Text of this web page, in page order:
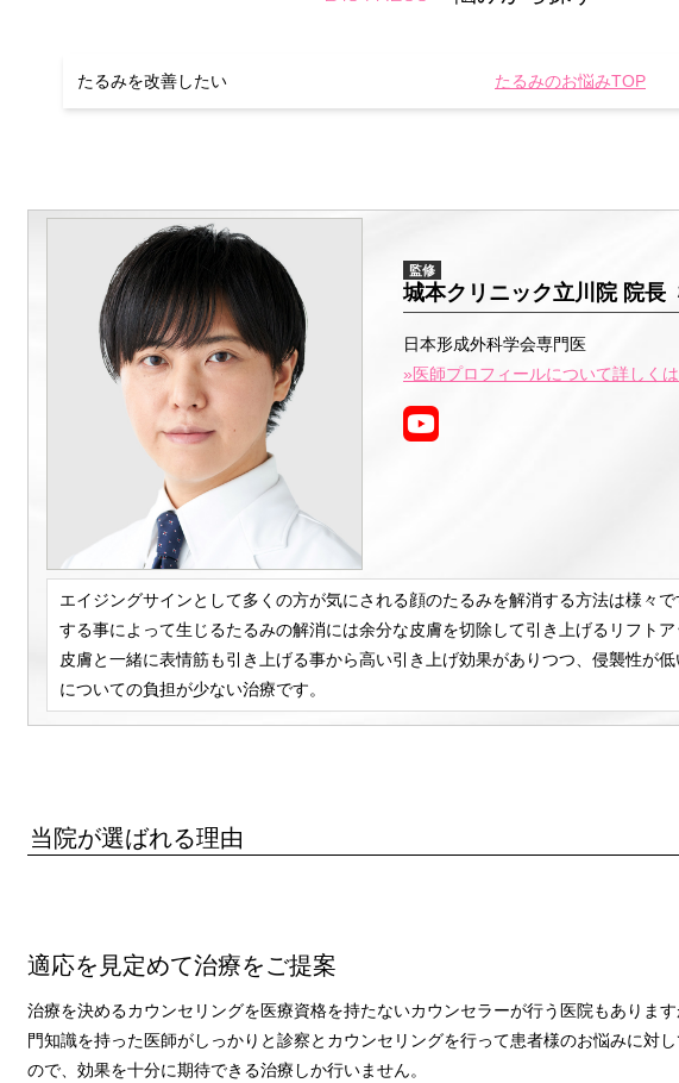
たるみを改善したい たるみのお悩みTOP
監修
城本クリニック立川院 院長
日本形成外科学会専門医
»医師プロフィールについて詳しく
エイジングサインとして多くの方が気にされる顔のたるみを解消する方法は様々
する事によって生じるたるみの解消には余分な皮膚を切除して引き上げるリフトア
皮膚と一緒に表情筋も引き上げる事から高い引き上げ効果がありつつ、侵襲性が
についての負担が少ない治療です。
当院が選ばれる理由
適応を見定めて治療をご提案
治療を決めるカウンセリングを医療資格を持たないカウンセラーが行う医院もありま
門知識を持った医師がしっかりと診察とカウンセリングを行って患者様のお悩みに対
ので、効果を十分に期待できる治療しか行いません。